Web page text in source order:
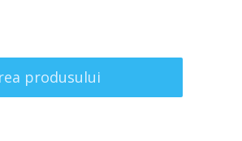
produsului